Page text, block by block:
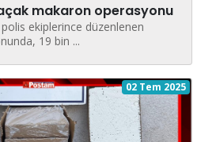
makaron operasyonu
ekiplerince düzenlenen
19 bin ...
02 Tem 2025